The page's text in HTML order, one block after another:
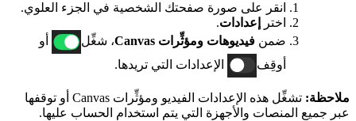
انقر على صورة صفحتك الشخصية في الجزء العلوي.
اختر
إعدادات.
ضمن فيديوهات ومؤثِّرات Canvas ، شغِّل
أو
أوقِف
الإعدادات التي تريدها.
ملاحظة:
تشغِّل هذه الإعدادات الفيديو ومؤثِّرات Canvas أو توقفها
عبر جميع المنصات والأجهزة التي يتم استخدام الحساب عليها.